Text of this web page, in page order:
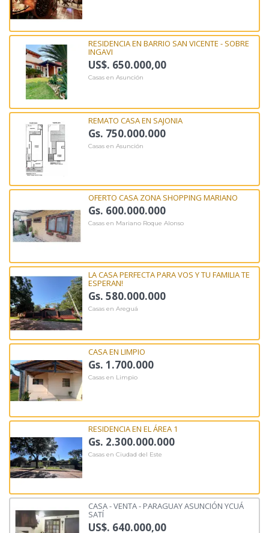
RESIDENCIA EN BARRIO SAN VICENTE - SOBRE
INGAVI
US$. 650.000,00
Casas en Asunción
REMATO CASA EN SAJONIA
Gs. 750.000.000
Casas en Asunción
OFERTO CASA ZONA SHOPPING MARIANO
Gs. 600.000.000
Casas en Mariano Roque Alonso
LA CASA PERFECTA PARA VOS Y TU FAMILIA TE
ESPERAN!
Gs. 580.000.000
Casas en Areguá
CASA EN LIMPIO
Gs. 1.700.000
Casas en Limpio
RESIDENCIA EN EL ÁREA 1
Gs. 2.300.000.000
Casas en Ciudad del Este
CASA - VENTA - PARAGUAY ASUNCIÓN YCUÁ
SATÍ
US$. 640.000,00